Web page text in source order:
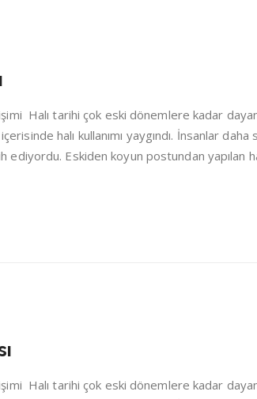
Halı tarihi çok eski dönemlere kadar
halı kullanımı yaygındı. İnsanlar daha
ediyordu. Eskiden koyun postundan yapılan
Halı tarihi çok eski dönemlere kadar